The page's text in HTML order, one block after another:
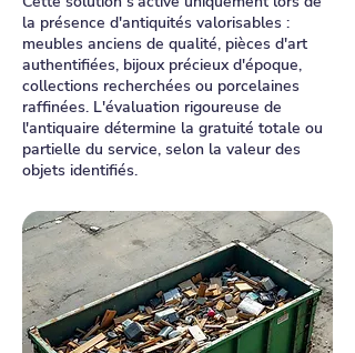
la présence d'antiquités valorisables :
meubles anciens de qualité, pièces d'art
authentifiées, bijoux précieux d'époque,
collections recherchées ou porcelaines
raffinées. L'évaluation rigoureuse de
l'antiquaire détermine la gratuité totale ou
partielle du service, selon la valeur des
objets identifiés.